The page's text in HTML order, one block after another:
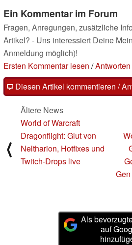
Ein Kommentar im Forum
Fragen, Anregungen, zusätzliche
Artikel? - Uns interessiert Deine
Anmeldung möglich)!
Ersten Kommentar lesen /Antworten
Diesen Artikel kommentieren /
⟨
Ältere News
World of Warcraft
Dragonflight: Glut von
Neltharion, Hotfixes und
Twitch-Drops live
Als
auf